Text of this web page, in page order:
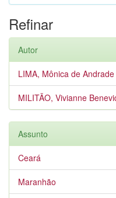
Refinar
Autor
LIMA, Mônica de Andrade
MILITÃO, Vivianne
Assunto
Ceará
Maranhão